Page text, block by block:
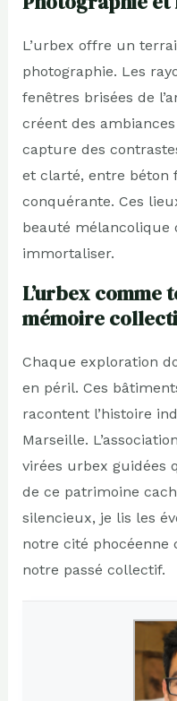
L’urbex offre un
photographie. Les
fenêtres brisées de
créent des
capture des
et clarté, entre béton
conquérante. Ces
beauté mélancolique
immortaliser.
L’urbex comme
mémoire
Chaque exploration
en péril. Ces
racontent l’histoire
Marseille.
virées urbex guidées
de ce patrimoine
silencieux, je lis les
notre cité
notre passé collectif.